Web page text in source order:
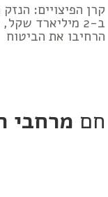
קרן הפיצויים:
הרחיבו את הביטוח
חם מרחבי